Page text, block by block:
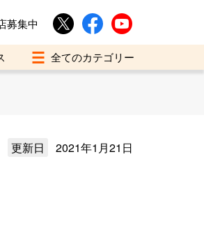
募集中
更新日 2021年1月21日